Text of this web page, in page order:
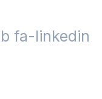
fa-linkedin